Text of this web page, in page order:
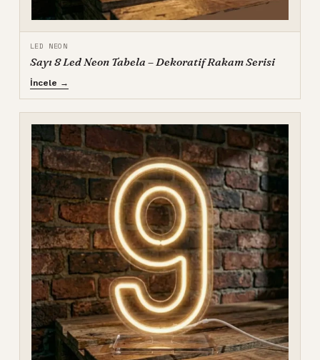
LED NEON
Sayı 8 Led Neon Tabela – Dekoratif Rakam Serisi
İncele →